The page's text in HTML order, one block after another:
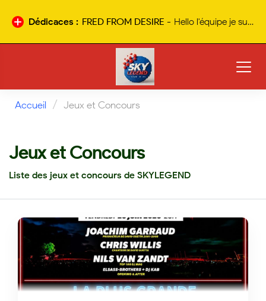
dédicace
Dédicaces : FRED FROM DESIRE - Hello l'équipe je suis en vacances et vous envois plein de bisous ensoleillés ???????? à bientôt a la rentrée ????????
Accueil / Jeux et Concours
Jeux et Concours
Liste des jeux et concours de SKYLEGEND